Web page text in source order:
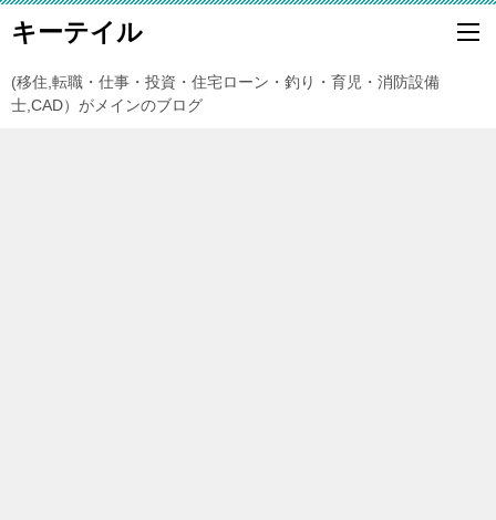
キーテイル
(移住,転職・仕事・投資・住宅ローン・釣り・育児・消防設備
士,CAD）がメインのブログ